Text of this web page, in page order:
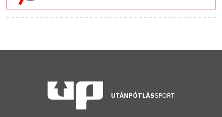
UTÁNPÓTLÁSSPORT